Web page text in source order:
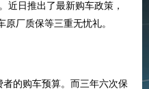
近日推出了最新购车政策，
厂质保等三重无忧礼。
的购车预算。而三年六次保